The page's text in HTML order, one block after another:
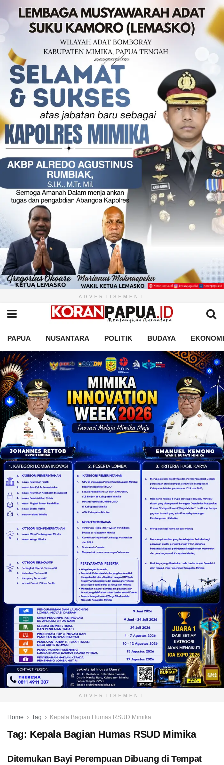
ADVERTISEMENT
PAPUA NUSANTARA POLITIK BUDAYA EKONOMI
ADVERTISEMENT
Home Tag Kepala Bagian Humas RSUD Mimika
Tag: Kepala Bagian Humas RSUD Mimika
Ditemukan Bayi Perempuan Dibuang di Tempat